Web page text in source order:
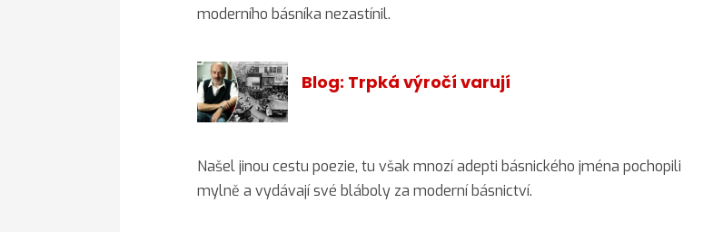
moderního básníka nezastínil.
Blog: Trpká výročí varují
Našel jinou cestu poezie, tu však mnozí adepti básnického jména pochopili
mylně a vydávají své bláboly za moderní básnictví.